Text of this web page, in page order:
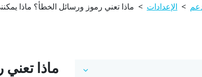
> الإعدادات > ماذا تعني رموز ورسائل الخطأ؟ ماذا
ماذا